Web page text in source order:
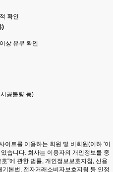
확인
)
상 유무 확인
공불량 등)
트를 이용하는 회원 및 비회원(이하 '이
습니다. 회사는 이용자의 개인정보를 중
"에 관한 법률, 개인정보보호지침, 신용
본법, 전자거래소비자보호지침 등 인정